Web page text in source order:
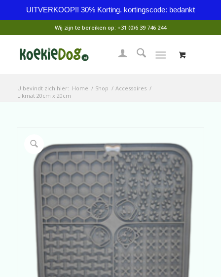
UITVERKOOP!! 30% Korting. kortingscode: bedankt
Wij zijn te bereiken op: +31 (0)6 39 746 244
U bevindt zich hier: Home / Shop / Accessoires /
Likmat 20cm x 20cm